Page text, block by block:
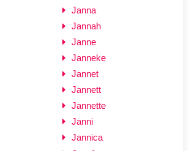
Janna
Jannah
Janne
Janneke
Jannet
Jannett
Jannette
Janni
Jannica